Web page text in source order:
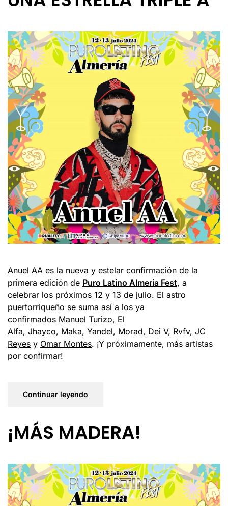
Anuel AA es la nueva y estelar confirmación de la
primera edición de Puro Latino Almería Fest, a
celebrar los próximos 12 y 13 de julio. El astro
puertorriqueño se suma así a los ya
confirmados Manuel Turizo, El
Alfa, Jhayco, Maka, Yandel, Morad, Dei V, Rvfv, JC
Reyes y Omar Montes. ¡Y próximamente, más artistas
por confirmar!
Continuar leyendo
¡MÁS MADERA!